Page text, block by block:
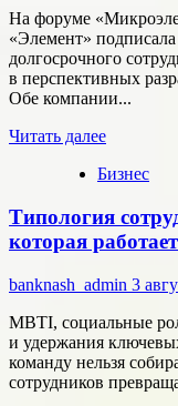
На форуме
«Элемент»
долгосрочного
в перспективных
Обе компании...
Читать далееПрочитать
о
развивает
с
центрами
в
области
Бизнес
Типология
которая
banknash_admin 3
MBTI, социальные
и удержания
команду нельзя
сотрудников